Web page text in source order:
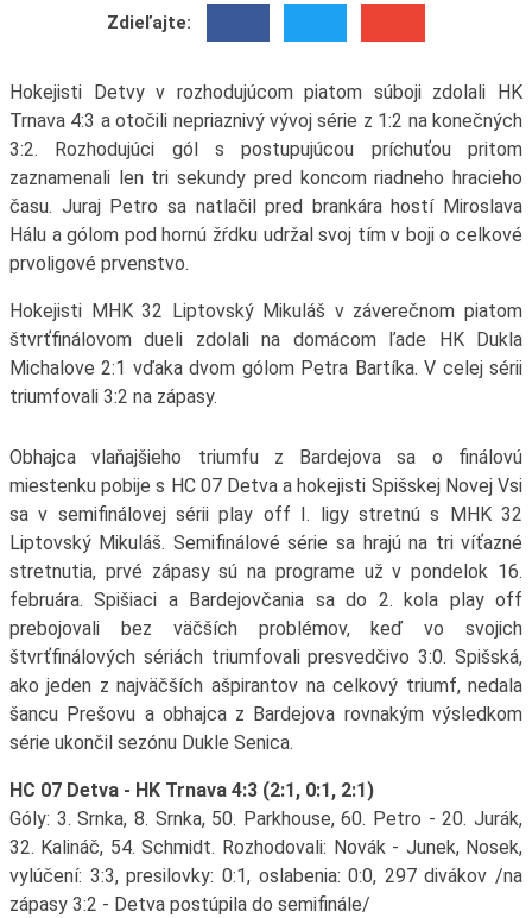
Zdieľajte:
Hokejisti Detvy v rozhodujúcom piatom súboji zdolali HK
Trnava 4:3 a otočili nepriaznivý vývoj série z 1:2 na konečných
3:2. Rozhodujúci gól s postupujúcou príchuťou pritom
zaznamenali len tri sekundy pred koncom riadneho hracieho
času. Juraj Petro sa natlačil pred brankára hostí Miroslava
Hálu a gólom pod hornú žŕdku udržal svoj tím v boji o celkové
prvoligové prvenstvo.
Hokejisti MHK 32 Liptovský Mikuláš v záverečnom piatom
štvrťfinálovom dueli zdolali na domácom ľade HK Dukla
Michalove 2:1 vďaka dvom gólom Petra Bartíka. V celej sérii
triumfovali 3:2 na zápasy.
Obhajca vlaňajšieho triumfu z Bardejova sa o finálovú
miestenku pobije s HC 07 Detva a hokejisti Spišskej Novej Vsi
sa v semifinálovej sérii play off I. ligy stretnú s MHK 32
Liptovský Mikuláš. Semifinálové série sa hrajú na tri víťazné
stretnutia, prvé zápasy sú na programe už v pondelok 16.
februára. Spišiaci a Bardejovčania sa do 2. kola play off
prebojovali bez väčších problémov, keď vo svojich
štvrťfinálových sériách triumfovali presvedčivo 3:0. Spišská,
ako jeden z najväčších ašpirantov na celkový triumf, nedala
šancu Prešovu a obhajca z Bardejova rovnakým výsledkom
série ukončil sezónu Dukle Senica.
HC 07 Detva - HK Trnava 4:3 (2:1, 0:1, 2:1)
Góly: 3. Srnka, 8. Srnka, 50. Parkhouse, 60. Petro - 20. Jurák,
32. Kalináč, 54. Schmidt. Rozhodovali: Novák - Junek, Nosek,
vylúčení: 3:3, presilovky: 0:1, oslabenia: 0:0, 297 divákov /na
zápasy 3:2 - Detva postúpila do semifinále/